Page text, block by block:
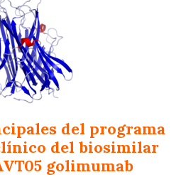
del programa
del biosimilar
golimumab